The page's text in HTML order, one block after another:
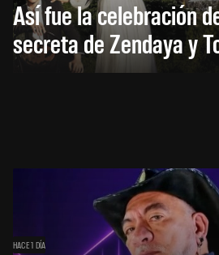
Así fue la celebración
secreta de Zendaya y
HACE 1 DÍA